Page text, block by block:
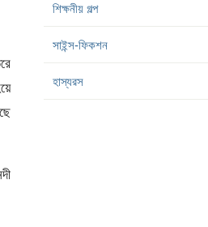
শিক্ষনীয় গল্প
সাইন্স-ফিকশন
হাস্যরস